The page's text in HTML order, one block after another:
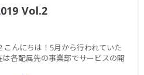
Vol.2
こんにちは！5月から行われていた
各配属先の事業部でサービスの開